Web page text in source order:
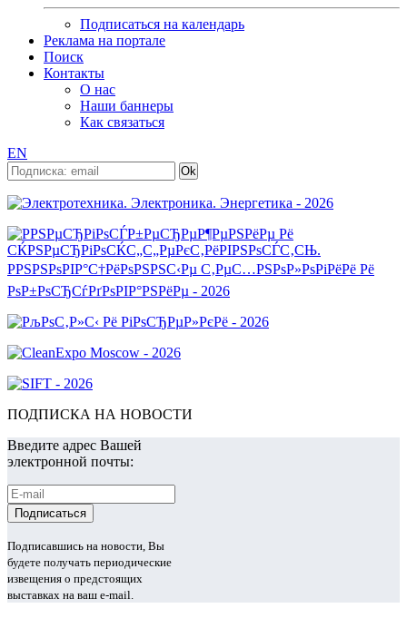
Подписаться на календарь
Реклама на портале
Поиск
Контакты
О нас
Наши баннеры
Как связаться
EN
ПОДПИСКА НА НОВОСТИ
Введите адрес Вашей
электронной почты:
Подписавшись на новости, Вы
будете получать периодические
извещения о предстоящих
выставках на ваш e-mail.